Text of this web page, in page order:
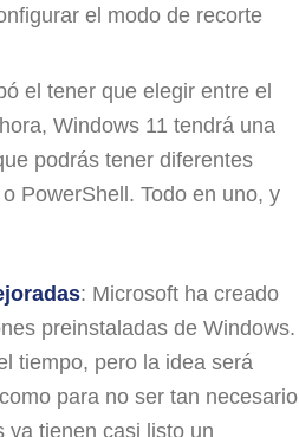
el modo de recorte
el tener que elegir entre el
Windows 11 tendrá una
podrás tener diferentes
PowerShell. Todo en uno, y
: Microsoft ha creado
preinstaladas de Windows.
tiempo, pero la idea será
para no ser tan necesario
ya tienen casi listo un